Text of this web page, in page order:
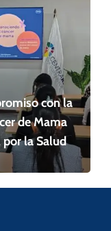
con la
de Mama
la Salud